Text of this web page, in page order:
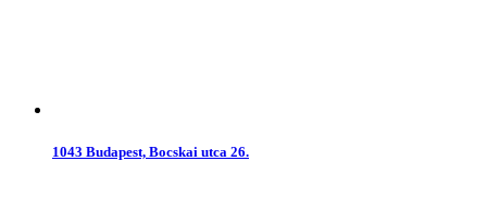
1043 Budapest, Bocskai utca 26.